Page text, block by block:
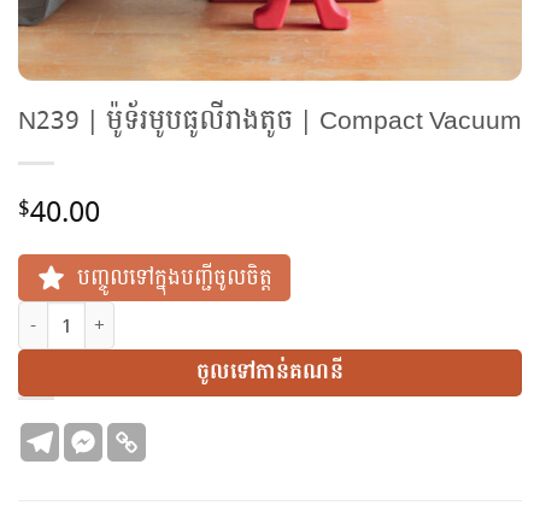
N239 | ម៉ូទ័រមូបធូលីរាងតូច | Compact Vacuum
$40.00
បញ្ចូលទៅក្នុងបញ្ជីចូលចិត្ត
N239 | ម៉ូទ័រមូបធូលីរាងតូច | Compact Vacuum quantity
ចូលទៅកាន់គណនី